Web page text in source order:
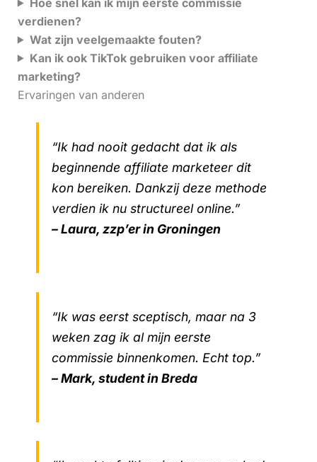
verdienen?
Wat zijn veelgemaakte fouten?
Kan ik ook TikTok gebruiken voor affiliate
marketing?
Ervaringen van anderen
“Ik had nooit gedacht dat ik als
beginnende affiliate marketeer dit
kon bereiken. Dankzij deze methode
verdien ik nu structureel online.”
– Laura, zzp’er in Groningen
“Ik was eerst sceptisch, maar na 3
weken zag ik al mijn eerste
commissie binnenkomen. Echt top.”
– Mark, student in Breda